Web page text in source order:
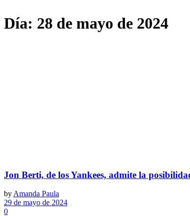
Día: 28 de mayo de 2024
Jon Berti, de los Yankees, admite la
by Amanda Paula
29 de mayo de 2024
0